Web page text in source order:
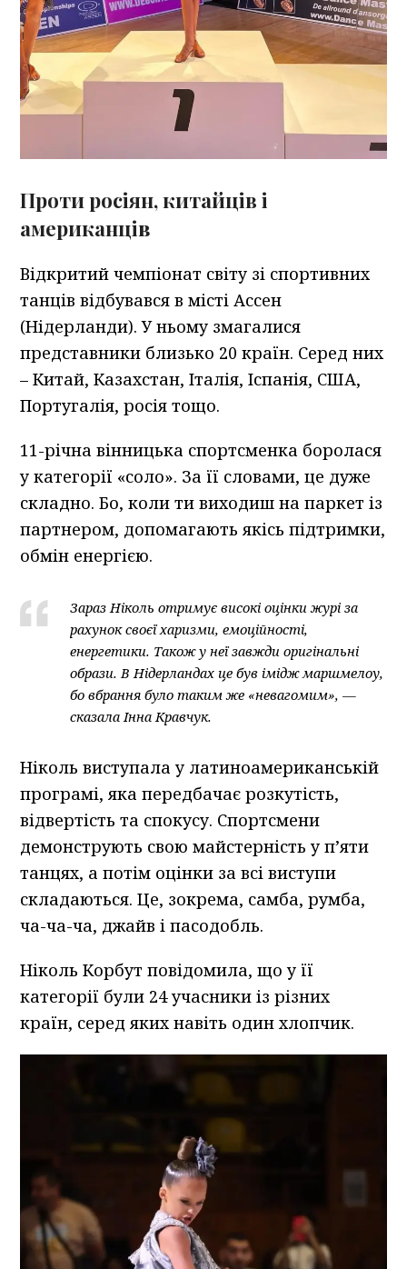
Проти росіян, китайців і
американців
Відкритий чемпіонат світу зі спортивних
танців відбувався в місті Ассен
(Нідерланди). У ньому змагалися
представники близько 20 країн. Серед них
– Китай, Казахстан, Італія, Іспанія, США,
Португалія, росія тощо.
11-річна вінницька спортсменка боролася
у категорії «соло». За її словами, це дуже
складно. Бо, коли ти виходиш на паркет із
партнером, допомагають якісь підтримки,
обмін енергією.
Зараз Ніколь отримує високі оцінки журі за
рахунок своєї харизми, емоційності,
енергетики. Також у неї завжди оригінальні
образи. В Нідерландах це був імідж маршмелоу,
бо вбрання було таким же «невагомим», —
сказала Інна Кравчук.
Ніколь виступала у латиноамериканській
програмі, яка передбачає розкутість,
відвертість та спокусу. Спортсмени
демонструють свою майстерність у п’яти
танцях, а потім оцінки за всі виступи
складаються. Це, зокрема, самба, румба,
ча-ча-ча, джайв і пасодобль.
Ніколь Корбут повідомила, що у її
категорії були 24 учасники із різних
країн, серед яких навіть один хлопчик.